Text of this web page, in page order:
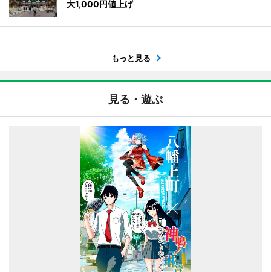
大1,000円値上げ
もっと見る
見る・遊ぶ